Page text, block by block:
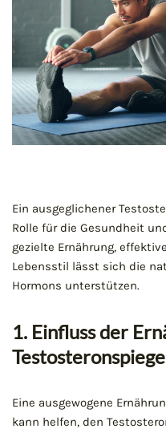
Ein ausgeglichener
Rolle für die Gesundheit
gezielte Ernährung,
Lebensstil lässt sich die
Hormons unterstützen.
1. Einfluss der
Eine ausgewogene
kann helfen, den